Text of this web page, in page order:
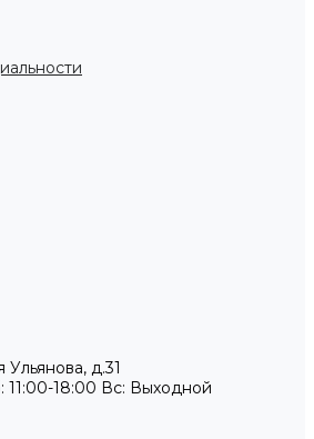
д.31
11:00-18:00 Вс: Выходной